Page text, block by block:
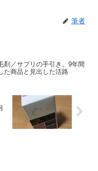
筆者
剤／サプリの手引き。9年間
た商品と見出した活路